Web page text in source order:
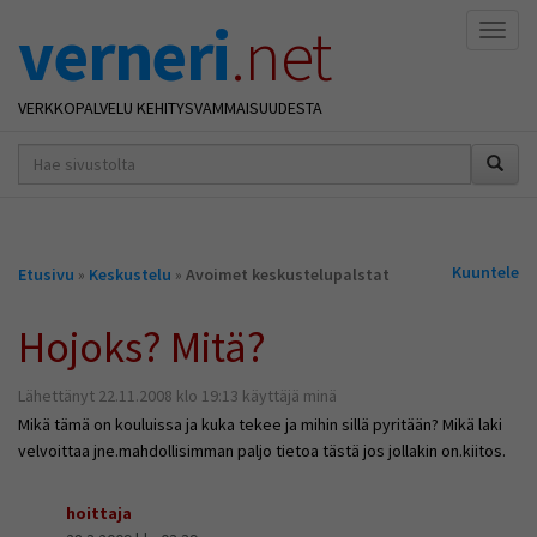
verneri.net
VERKKOPALVELU KEHITYSVAMMAISUUDESTA
hakusana(t)
Olet
Etusivu » Keskustelu » Avoimet keskustelupalstat Kuuntele
Hojoks? Mitä?
Lähettänyt 22.11.2008 klo 19:13 käyttäjä minä
Mikä tämä on kouluissa ja kuka tekee ja mihin sillä pyritään? Mikä laki
velvoittaa jne.mahdollisimman paljo tietoa tästä jos jollakin on.kiitos.
hoittaja